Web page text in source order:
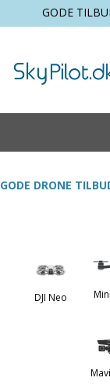
GODE
GODE DRONE
DJI Neo